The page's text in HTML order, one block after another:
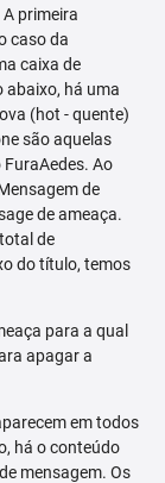
primeira
caso da
caixa de
abaixo, há uma
(hot - quente)
são aquelas
Ao
de
de ameaça.
de
do título, temos
para a qual
apagar a
em todos
há o conteúdo
mensagem. Os